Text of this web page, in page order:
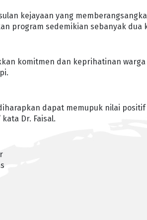
kejayaan yang
program sedemikian sebanyak dua
komitmen dan keprihatinan
dapat memupuk nilai
kata Dr. Faisal.